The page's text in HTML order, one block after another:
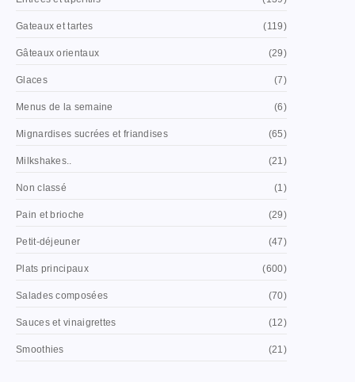
Gateaux et tartes (119)
Gâteaux orientaux (29)
Glaces (7)
Menus de la semaine (6)
Mignardises sucrées et friandises (65)
Milkshakes.. (21)
Non classé (1)
Pain et brioche (29)
Petit-déjeuner (47)
Plats principaux (600)
Salades composées (70)
Sauces et vinaigrettes (12)
Smoothies (21)